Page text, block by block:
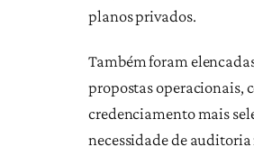
planos privados.
Também foram
propostas operacionais,
credenciamento mais
necessidade de auditoria